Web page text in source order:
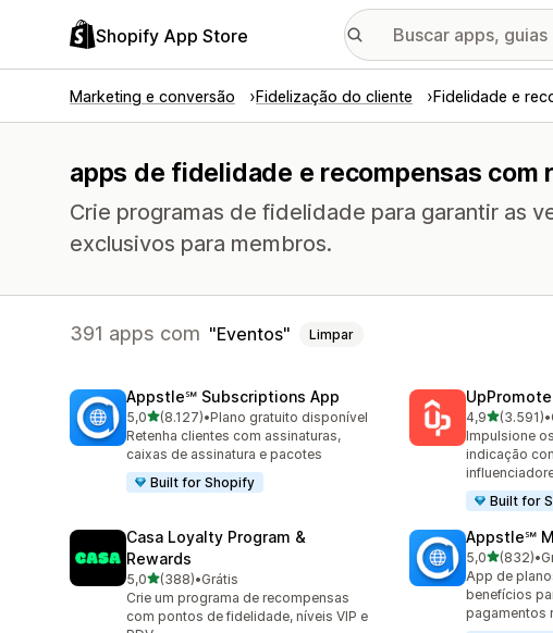
Shopify App Store
Marketing e conversão Fidelização do cliente Fidelidade e
apps de fidelidade e recompensas com
Crie programas de fidelidade para garantir as
exclusivos para membros.
391 apps com Eventos Limpar
Appstle℠ Subscriptions App
5,0de 5 estrelas
(8.127)
8127 avaliações ao todo
•Plano gratuito disponível
Retenha clientes com assinaturas,
caixas de assinatura e pacotes
Built for Shopify
4,9de 5(3.591)
3591 •
Impulsione
indicação
Built for
Casa Loyalty Program &
Rewards
5,0de 5 estrelas
(388)
388 avaliações ao todo
•Grátis
Crie um programa de recompensas
com pontos de fidelidade, níveis VIP e
Appstle℠
5,0de 5(832)
832 •
App de
benefícios
pagamentos